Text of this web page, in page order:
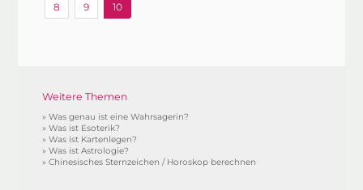
8 9 10
Weitere Themen
»Was genau ist eine Wahrsagerin?
»Was ist Esoterik?
»Was ist Kartenlegen?
»Was ist Astrologie?
»Chinesisches Sternzeichen / Horoskop berechnen